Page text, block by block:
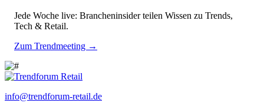
Jede Woche live: Brancheninsider teilen Wissen zu Trends,
Tech & Retail.
Zum Trendmeeting →
info@trendforum-retail.de